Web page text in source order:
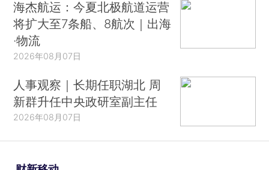
海杰航运：今夏北极航道运营
将扩大至7条船、8航次｜出海
·物流
2026年08月07日
人事观察｜长期任职湖北 周
新群升任中央政研室副主任
2026年08月07日